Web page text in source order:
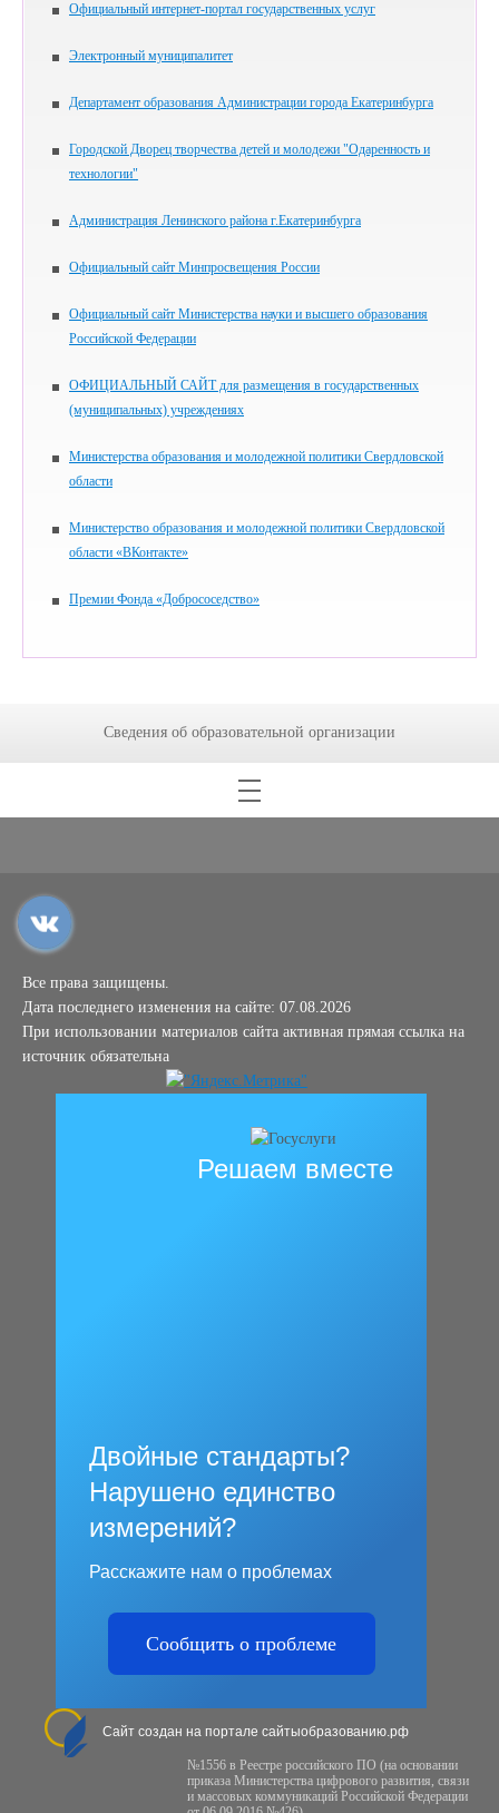
Официальный интернет-портал государственных услуг
Электронный муниципалитет
Департамент образования Администрации города Екатеринбурга
Городской Дворец творчества детей и молодежи "Одаренность и
технологии"
Администрация Ленинского района г.Екатеринбурга
Официальный сайт Минпросвещения России
Официальный сайт Министерства науки и высшего образования
Российской Федерации
ОФИЦИАЛЬНЫЙ САЙТ для размещения в государственных
(муниципальных) учреждениях
Министерства образования и молодежной политики Свердловской
области
Министерство образования и молодежной политики Свердловской
области «ВКонтакте»
Премии Фонда «Добрососедство»
Сведения об образовательной организации
Все права защищены.
Дата последнего изменения на сайте: 07.08.2026
При использовании материалов сайта активная прямая ссылка на
источник обязательна
Решаем вместе
Двойные стандарты?
Нарушено единство
измерений?
Расскажите нам о проблемах
Сообщить о проблеме
Сайт создан на портале сайтыобразованию.рф
№1556 в Реестре российского ПО (на основании
приказа Министерства цифрового развития, связи
и массовых коммуникаций Российской Федерации